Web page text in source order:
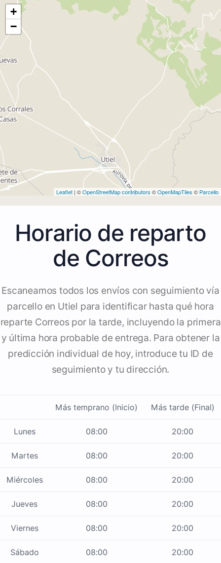
+
−
Leaflet | ©OpenStreetMap contributors ©OpenMapTiles © Parcello
Horario de reparto
de Correos
Escaneamos todos los envíos con seguimiento vía
parcello en Utiel para identificar hasta qué hora
reparte Correos por la tarde, incluyendo la primera
y última hora probable de entrega. Para obtener la
predicción individual de hoy, introduce tu ID de
seguimiento y tu dirección.
Más temprano (Inicio) Más tarde (Final)
Lunes 08:00 20:00
Martes 08:00 20:00
Miércoles 08:00 20:00
Jueves 08:00 20:00
Viernes 08:00 20:00
Sábado 08:00 20:00